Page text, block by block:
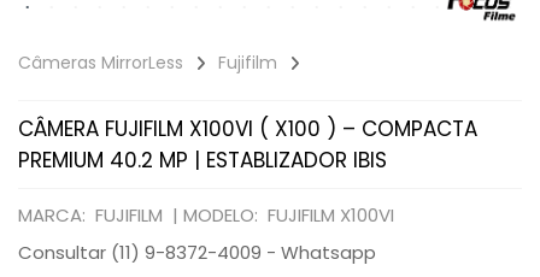
Câmeras MirrorLess Fujifilm
CÂMERA FUJIFILM X100VI ( X100 ) – COMPACTA
PREMIUM 40.2 MP | ESTABLIZADOR IBIS
MARCA: FUJIFILM | MODELO: FUJIFILM X100VI
Consultar (11) 9-8372-4009 - Whatsapp